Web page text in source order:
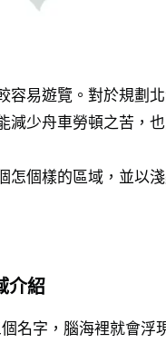
易遊覽。對於規劃
少舟車勞頓之苦，
個樣的區域，並以
介紹
名字，腦海裡就會浮